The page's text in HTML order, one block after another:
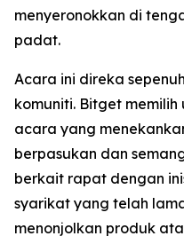
menyeronokkan di
padat.
Acara ini direka
komuniti. Bitget
acara yang
berpasukan dan
berkait rapat dengan
syarikat yang telah
menonjolkan produk